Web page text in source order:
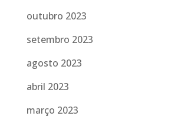
outubro 2023
setembro 2023
agosto 2023
abril 2023
março 2023